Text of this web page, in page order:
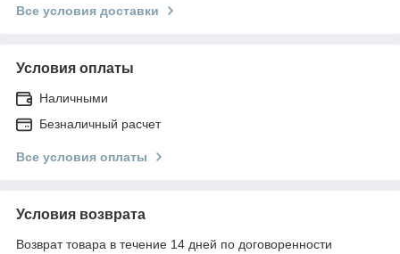
Все условия доставки
Условия оплаты
Наличными
Безналичный расчет
Все условия оплаты
Условия возврата
Возврат товара в течение 14 дней по договоренности